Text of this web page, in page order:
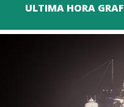
ULTIMA HORA